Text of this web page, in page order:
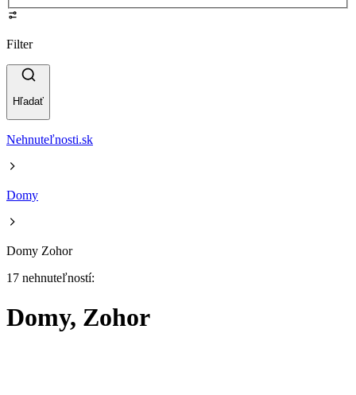
Filter
Hľadať
Nehnuteľnosti.sk
Domy
Domy Zohor
17 nehnuteľností:
Domy, Zohor